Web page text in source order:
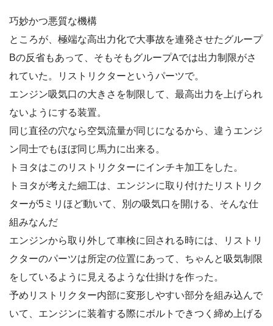
巧妙かつ悪質な機構
ところが、極端な高出力化で大事故を連発させたグループ
Bの反省もあって、そもそもグループAでは出力制限がさ
れていた。リストリクターというパーツで。
エンジン吸気口の大きさを制限して、最高出力を上げられ
ないようにする装置。
同じ直径の穴なら空気流量が同じになるから、違うエンジ
ン同士でもほぼ同じ馬力に出来る。
トヨタはこのリストリクターにインチキ加工をした。
トヨタが考えた細工は、エンジンに取り付けたリストリク
ターが5ミリほど動いて、別の吸気口を開ける、そんな仕
組みなんだ
エンジンから取り外して車検に回される時には、リストリ
クターのパーツは所定の位置にあって、ちゃんと吸気制限
をしているように見えるような仕掛けを作った。
予めリストリクター内部に変形しやすい部分を組み込んで
いて、エンジンに装着する際にボルトできつく締め上げる